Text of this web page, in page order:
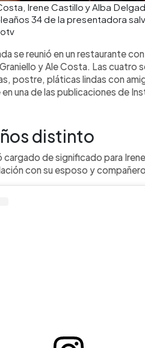
Irene Castillo y Alba
34 de la presentadora
se reunió en un restaurante
y Ale Costa. Las cuatro
postre, pláticas lindas con
una de las publicaciones de
distinto
de significado para
con su esposo y